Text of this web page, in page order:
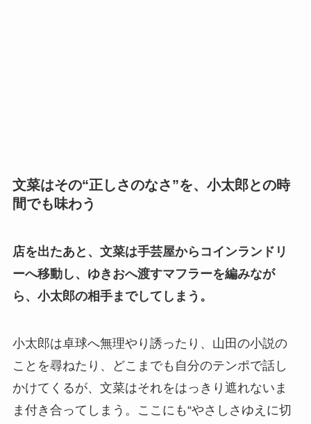
文菜はその“正しさのなさ”を、小太郎との時
間でも味わう
店を出たあと、文菜は手芸屋からコインランドリ
ーへ移動し、ゆきおへ渡すマフラーを編みなが
ら、小太郎の相手までしてしまう。
小太郎は卓球へ無理やり誘ったり、山田の小説の
ことを尋ねたり、どこまでも自分のテンポで話し
かけてくるが、文菜はそれをはっきり遮れないま
ま付き合ってしまう。ここにも“やさしさゆえに切